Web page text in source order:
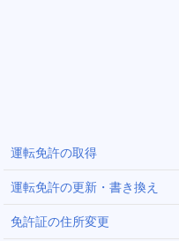
運転免許の取得
運転免許の更新・書き換え
免許証の住所変更